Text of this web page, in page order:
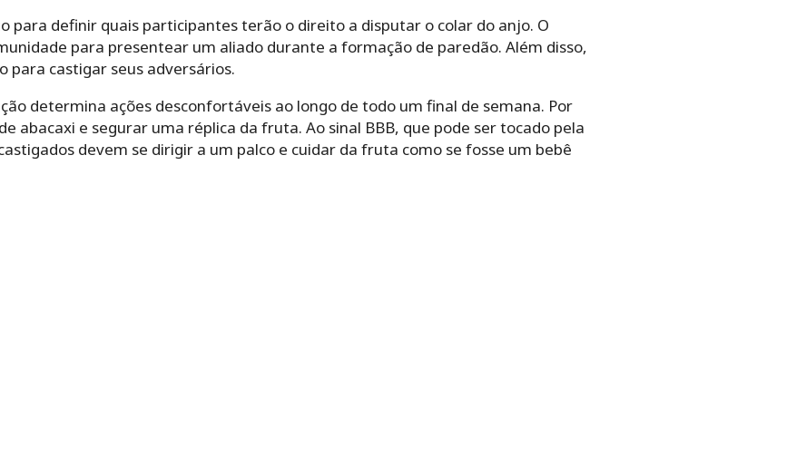
para definir quais participantes terão o direito a disputar o colar do anjo. O
para presentear um aliado durante a formação de paredão. Além disso,
para castigar seus adversários.
determina ações desconfortáveis ao longo de todo um final de semana. Por
abacaxi e segurar uma réplica da fruta. Ao sinal BBB, que pode ser tocado pela
devem se dirigir a um palco e cuidar da fruta como se fosse um bebê